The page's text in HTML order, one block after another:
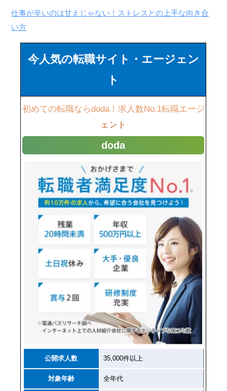
仕事が辛いのは甘えじゃない！ストレスとの上手な向き合
い方
今人気の転職サイト・エージェン
ト
初めての転職ならdoda！求人数No.1転職エージ
ェント
doda
公開求人数 35,000件以上
対象年齢 全年代